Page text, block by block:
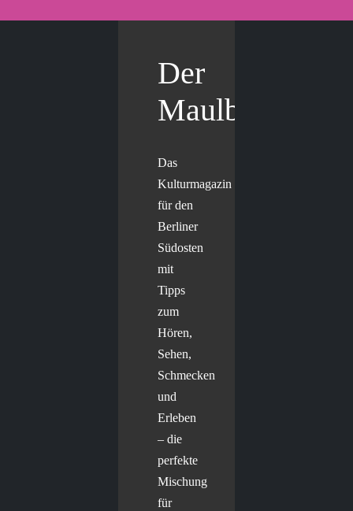
Der
Maulbär
Das
Kulturmagazin
für den
Berliner
Südosten
mit
Tipps
zum
Hören,
Sehen,
Schmecken
und
Erleben
– die
perfekte
Mischung
für